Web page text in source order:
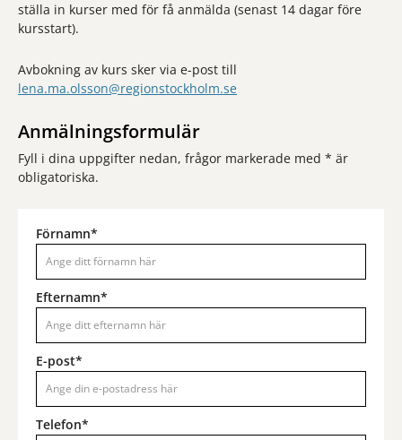
ställa in kurser med för få anmälda (senast 14 dagar före
kursstart).
Avbokning av kurs sker via e-post till
lena.ma.olsson@regionstockholm.se
Anmälningsformulär
Fyll i dina uppgifter nedan, frågor markerade med * är
obligatoriska.
Förnamn*
Efternamn*
E-post*
Telefon*